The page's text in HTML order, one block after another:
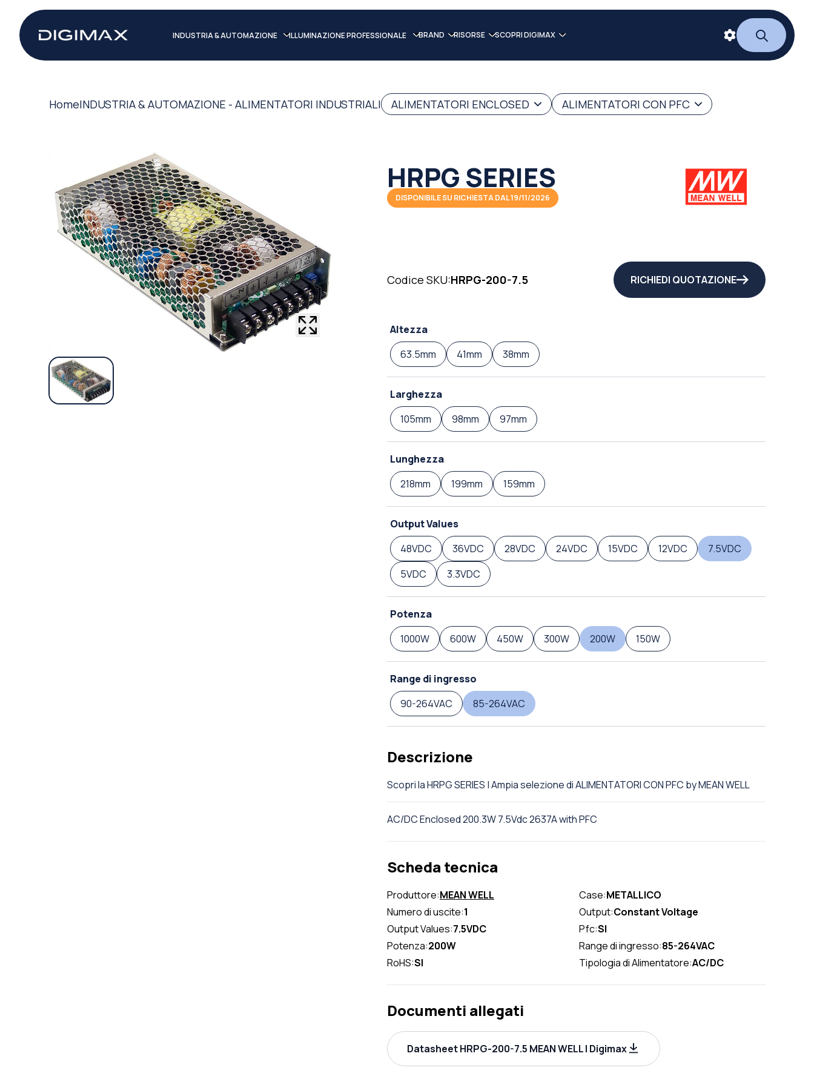
INDUSTRIA & AUTOMAZIONE ILLUMINAZIONE PROFESSIONALE BRAND RISORSE SCOPRI DIGIMAX
HomeINDUSTRIA & AUTOMAZIONE - ALIMENTATORI INDUSTRIALI ALIMENTATORI ENCLOSED ALIMENTATORI CON PFC
HRPG SERIES
DISPONIBILE SU RICHIESTA DAL 19/11/2026
Codice SKU:HRPG-200-7.5 RICHIEDI QUOTAZIONE
Altezza
63.5mm
41mm 38mm
Larghezza
105mm
98mm 97mm
Lunghezza
218mm
199mm 159mm
Output Values
48VDC
36VDC 28VDC 24VDC 15VDC 12VDC
7.5VDC
5VDC
3.3VDC
Potenza
1000W
600W 450W 300W 200W 150W
Range di ingresso
90-264VAC
85-264VAC
Descrizione
Scopri la HRPG SERIES | Ampia selezione di ALIMENTATORI CON PFC by MEAN WELL
AC/DC Enclosed 200.3W 7.5Vdc 2637A with PFC
Scheda tecnica
Produttore:MEAN WELL Case:METALLICO
Numero di uscite:1 Output:Constant Voltage
Output Values:7.5VDC Pfc:SI
Potenza:200W Range di ingresso:85-264VAC
RoHS:SI Tipologia di Alimentatore:AC/DC
Documenti allegati
Datasheet HRPG-200-7.5 MEAN WELL | Digimax